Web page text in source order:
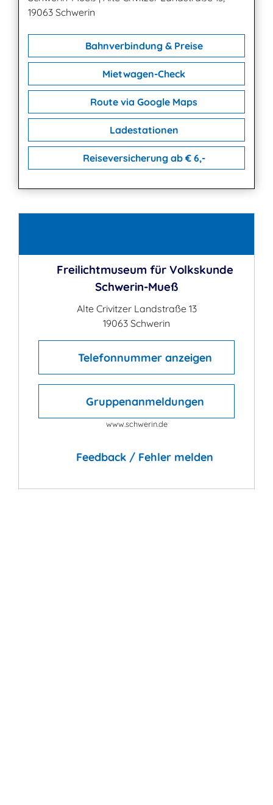
19063 Schwerin
Bahnverbindung & Preise
Mietwagen-Check
Route via Google Maps
Ladestationen
Reiseversicherung ab € 6,-
Freilichtmuseum für Volkskunde
Schwerin-Mueß
Alte Crivitzer Landstraße 13
19063 Schwerin
Telefonnummer anzeigen
Gruppenanmeldungen
www.schwerin.de
Feedback / Fehler melden